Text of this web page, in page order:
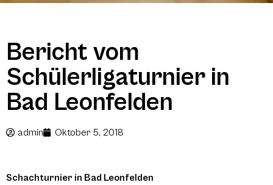
Bericht vom
Schülerligaturnier in
Bad Leonfelden
admin Oktober 5, 2018
Schachturnier in Bad Leonfelden